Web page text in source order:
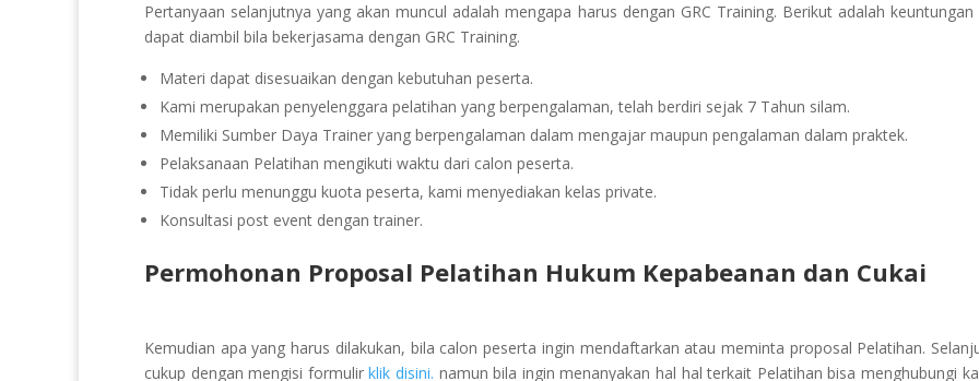
Pertanyaan selanjutnya yang akan muncul adalah mengapa harus dengan GRC Training. Berikut adalah keuntungan
dapat diambil bila bekerjasama dengan GRC Training.
Materi dapat disesuaikan dengan kebutuhan peserta.
Kami merupakan penyelenggara pelatihan yang berpengalaman, telah berdiri sejak 7 Tahun silam.
Memiliki Sumber Daya Trainer yang berpengalaman dalam mengajar maupun pengalaman dalam praktek.
Pelaksanaan Pelatihan mengikuti waktu dari calon peserta.
Tidak perlu menunggu kuota peserta, kami menyediakan kelas private.
Konsultasi post event dengan trainer.
Permohonan Proposal Pelatihan Hukum Kepabeanan dan Cukai
Kemudian apa yang harus dilakukan, bila calon peserta ingin mendaftarkan atau meminta proposal Pelatihan.
cukup dengan mengisi formulirklik disini. namun bila ingin menanyakan hal hal terkait Pelatihan bisa menghubungi